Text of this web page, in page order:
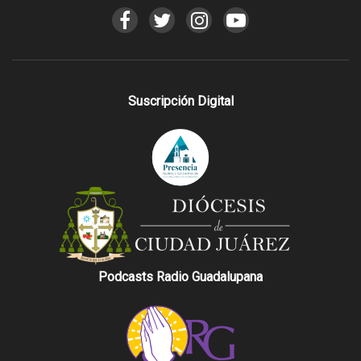
Suscripción Digital
Podcasts Radio Guadalupana